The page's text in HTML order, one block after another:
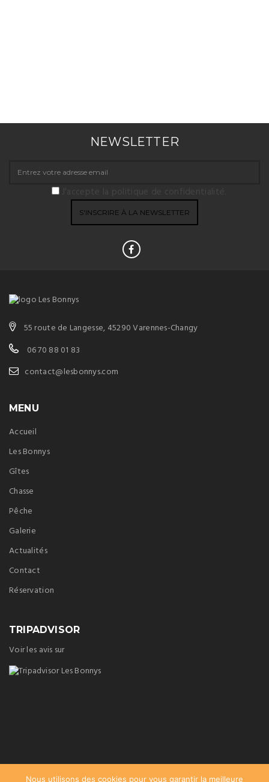
NEWSLETTER
J'accepte la politique de confidentialité.
55 route de Langesse, 45290 Varennes-Changy
06 70 88 01 83
contact@lesbonnys.com
MENU
Accueil
Les Bonnys
Gîtes
Chasse
Pêche
Galerie
Actualités
Contact
Réservation
TRIPADVISOR
Voir les avis sur
Nous utilisons des cookies pour vous garantir la meilleure